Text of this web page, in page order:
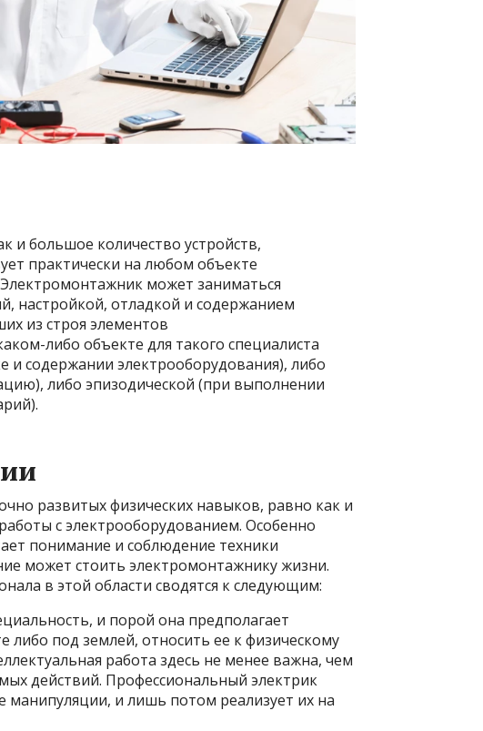
и большое количество устройств,
практически на любом объекте
может заниматься
настройкой, отладкой и содержанием
из строя элементов
либо объекте для такого специалиста
содержании электрооборудования), либо
либо эпизодической (при выполнении
развитых физических навыков, равно как и
с электрооборудованием. Особенно
понимание и соблюдение техники
может стоить электромонтажнику жизни.
в этой области сводятся к следующим:
и порой она предполагает
либо под землей, относить ее к физическому
работа здесь не менее важна, чем
действий. Профессиональный электрик
манипуляции, и лишь потом реализует их на